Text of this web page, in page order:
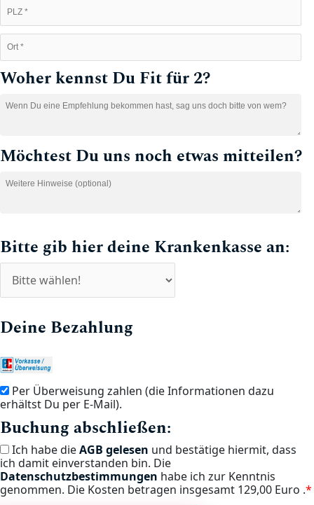
Woher kennst Du Fit für 2?
Möchtest Du uns noch etwas mitteilen?
Bitte gib hier deine Krankenkasse an:
Deine Bezahlung
Per Überweisung zahlen (die Informationen dazu
erhältst Du per E-Mail).
Buchung abschließen:
Ich habe dieAGB gelesen und bestätige hiermit, dass
ich damit einverstanden bin. Die
Datenschutzbestimmungen habe ich zur Kenntnis
genommen. Die Kosten betragen insgesamt 129,00 Euro .*